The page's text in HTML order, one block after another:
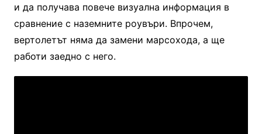
и да получава повече визуална информация в
сравнение с наземните роувъри. Впрочем,
вертолетът няма да замени марсохода, а ще
работи заедно с него.